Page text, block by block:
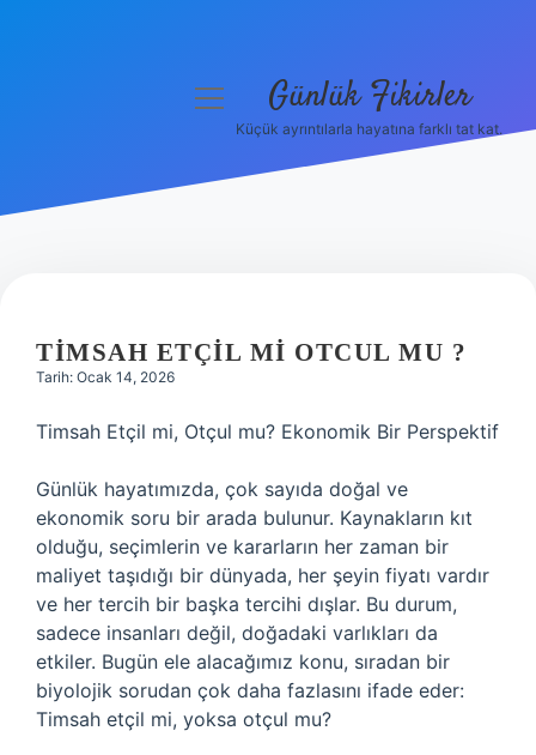
Hakkımızda
menüyü Günlük Fikirler
Küçük ayrıntılarla hayatına farklı tat kat.
TIMSAH ETÇIL MI OTCUL MU ?
Tarih: Ocak 14, 2026
Timsah Etçil mi, Otçul mu? Ekonomik Bir Perspektif
Günlük hayatımızda, çok sayıda doğal ve
ekonomik soru bir arada bulunur. Kaynakların kıt
olduğu, seçimlerin ve kararların her zaman bir
maliyet taşıdığı bir dünyada, her şeyin fiyatı vardır
ve her tercih bir başka tercihi dışlar. Bu durum,
sadece insanları değil, doğadaki varlıkları da
etkiler. Bugün ele alacağımız konu, sıradan bir
biyolojik sorudan çok daha fazlasını ifade eder:
Timsah etçil mi, yoksa otçul mu?